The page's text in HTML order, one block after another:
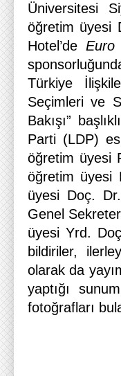
Üniversitesi
öğretim üyesi
Hotel’deEuro
Türkiye
Seçimleri ve
Bakışı”
Parti (LDP)
öğretim üyesi
öğretim üyesi
üyesi Doç.
Genel
üyesi Yrd.
bildiriler,
olarak da
yaptığı
fotoğrafları